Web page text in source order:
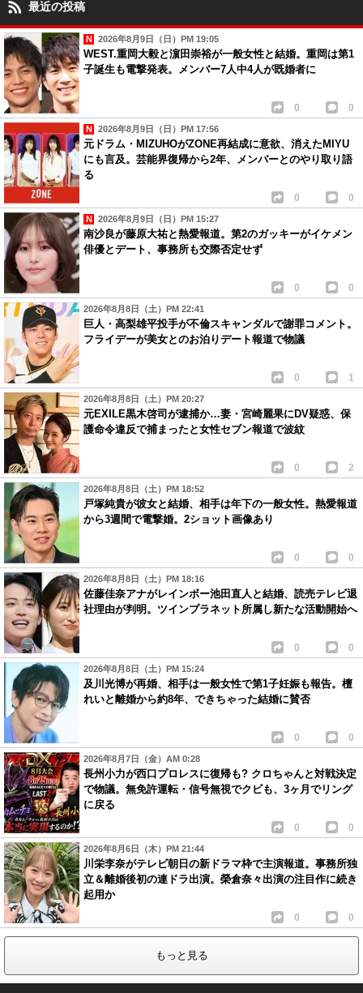
最近の投稿
2026年8月9日（日）PM 19:05
WEST.重岡大毅と濵田崇裕が一般女性と結婚。重岡は第1
子誕生も電撃発表。メンバー7人中4人が既婚者に
0 0
2026年8月9日（日）PM 17:56
元ドラム・MIZUHOがZONE再結成に意欲、消えたMIYU
にも言及。芸能界復帰から2年、メンバーとのやり取り語
る
0 0
2026年8月9日（日）PM 15:27
南沙良が藤原大祐と熱愛報道。第2のガッキーがイケメン
俳優とデート、事務所も交際否定せず
0 0
2026年8月8日（土）PM 22:41
巨人・高梨雄平投手が不倫スキャンダルで謝罪コメント。
フライデーが美女とのお泊りデート報道で物議
0 1
2026年8月8日（土）PM 20:27
元EXILE黒木啓司が逮捕か…妻・宮崎麗果にDV疑惑、保
護命令違反で捕まったと女性セブン報道で波紋
0 2
2026年8月8日（土）PM 18:52
戸塚純貴が彼女と結婚、相手は年下の一般女性。熱愛報道
から3週間で電撃婚。2ショット画像あり
0 0
2026年8月8日（土）PM 18:16
佐藤佳奈アナがレインボー池田直人と結婚、読売テレビ退
社理由が判明。ツインプラネット所属し新たな活動開始へ
0 0
2026年8月8日（土）PM 15:24
及川光博が再婚、相手は一般女性で第1子妊娠も報告。檀
れいと離婚から約8年、できちゃった結婚に賛否
0 0
2026年8月7日（金）AM 0:28
長州小力が西口プロレスに復帰も? クロちゃんと対戦決定
で物議。無免許運転・信号無視でクビも、3ヶ月でリング
に戻る
0 0
2026年8月6日（木）PM 21:44
川栄李奈がテレビ朝日の新ドラマ枠で主演報道。事務所独
立＆離婚後初の連ドラ出演。榮倉奈々出演の注目作に続き
起用か
0 0
もっと見る